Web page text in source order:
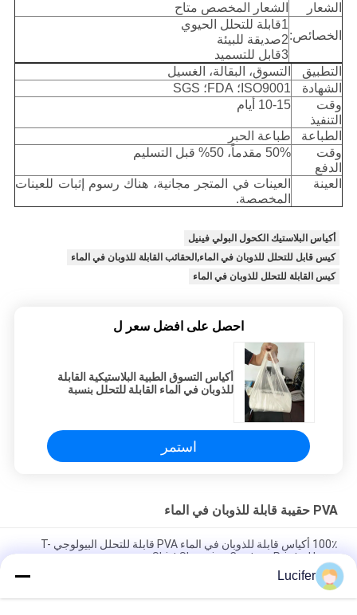
الشعار
الشعار المخصص متاح
الخصائص:
1قابلة للتحلل الحيوي
2صديقة للبيئة
3قابل للتسميد
التطبيق
التسوق، البقالة، الغسيل
الشهادة
ISO9001؛ FDA؛ SGS
وقت
التنفيذ
10-15 أيام
الطباعة
طباعة الحبر
وقت
الدفع
50% مقدماً، 50% قبل التسليم
العينة
العينات في المتجر مجانية، هناك رسوم إثبات للعينات
المخصصة.
أكياس البلاستيك الكحول البولي فينيل
كيس قابل للتحلل للذوبان في الماء,الحقائب القابلة للذوبان في الماء
كيس القابلة للتحلل للذوبان في الماء
احصل على افضل سعر ل
أكياس التسوق الطبية البلاستيكية القابلة
للذوبان في الماء القابلة للتحلل بنسبة
استمر
PVA حقيبة قابلة للذوبان في الماء
100٪ أكياس قابلة للذوبان في الماء PVA قابلة للتحلل البيولوجي T-
Shirt Shopping Custom Printed Logo
الساخن للمستشفى
Lucifer